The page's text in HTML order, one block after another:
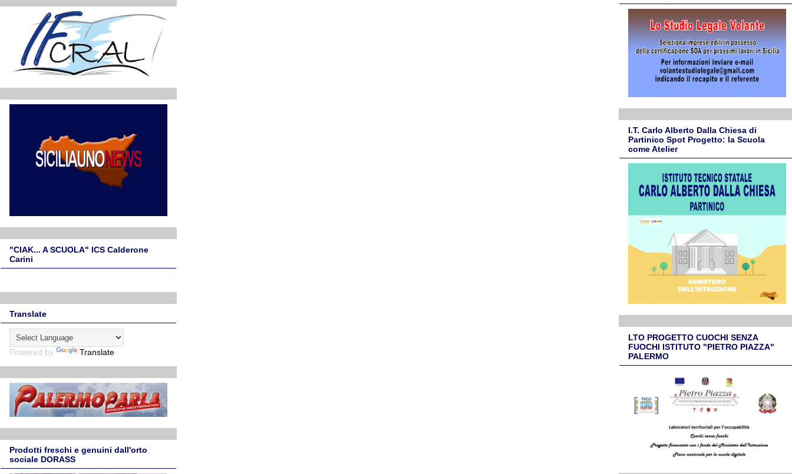
"CIAK... A SCUOLA" ICS Calderone
Carini
Translate
Powered by Translate
Prodotti freschi e genuini dall'orto
sociale DORASS
I.T. Carlo Alberto Dalla Chiesa di
Partinico Spot Progetto: la Scuola
come Atelier
LTO PROGETTO CUOCHI SENZA
FUOCHI ISTITUTO "PIETRO PIAZZA"
PALERMO